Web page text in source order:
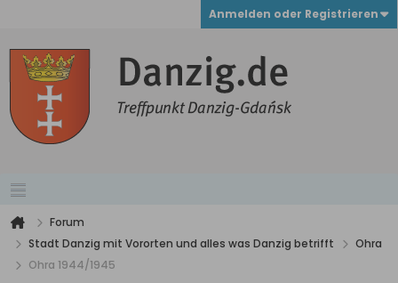
Anmelden oder Registrieren
Forum
Stadt Danzig mit Vororten und alles was Danzig betrifft
Ohra
Ohra 1944/1945